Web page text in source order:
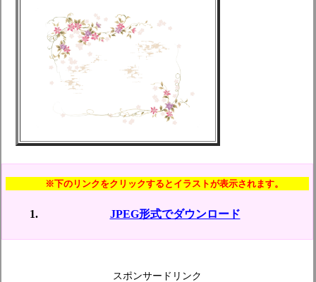
※下のリンクをクリックするとイラストが表示されます。
JPEG形式でダウンロード
スポンサードリンク